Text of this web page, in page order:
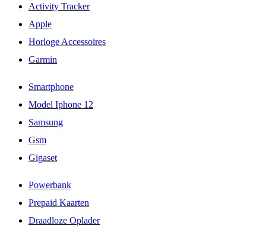
Activity Tracker
Apple
Horloge Accessoires
Garmin
Smartphone
Model Iphone 12
Samsung
Gsm
Gigaset
Powerbank
Prepaid Kaarten
Draadloze Oplader